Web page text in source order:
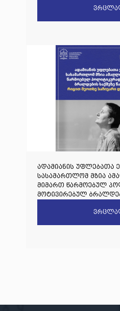
ადამიანის უფლებათა
სასამართლომ მზია
მიმართ წარმოებულ
მოტივირებულ
დაარეგისტრირა